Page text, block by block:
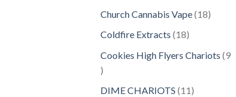
Church Cannabis Vape 1818
Coldfire Extracts 1818
Cookies High Flyers Chariots 9
9
DIME CHARIOTS 1111